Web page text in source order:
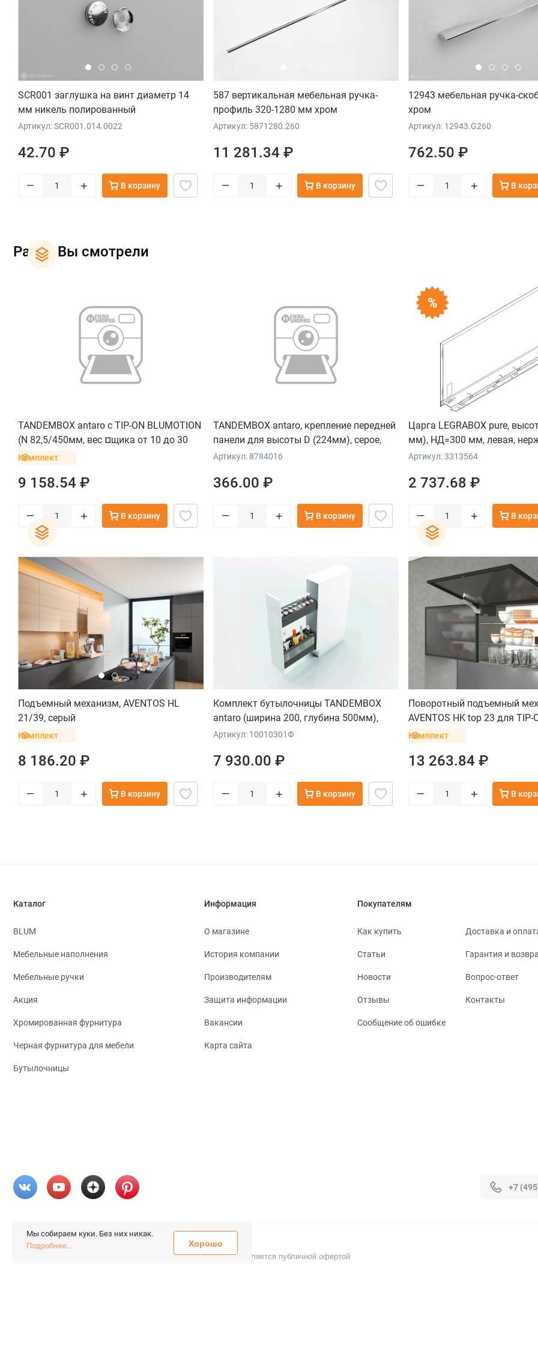
SCR001 заглушка на винт диаметр 14
мм никель полированный
Артикул: SCR001.014.0022
42.70 ₽
– + В корзину
587 вертикальная мебельная ручка-
профиль 320-1280 мм хром
Артикул: 5871280.260
11 281.34 ₽
– + В корзину
12943 мебельная ручка-
хром
Артикул: 12943.G260
762.50 ₽
– + В
Ранее Вы смотрели
TANDEMBOX antaro с TIP-ON BLUMOTION
(N 82,5/450мм, вес ¤щика от 10 до 30
кг), крепление под саморезы, серый
Комплект
9 158.54 ₽
– + В корзину
TANDEMBOX antaro, крепление передней
панели для высоты D (224мм), серое,
прав.
Артикул: 8784016
366.00 ₽
– + В корзину
Царга LEGRABOX pure,
мм), НД=300 мм, левая,
Артикул: 3313564
2 737.68 ₽
– + В
Подъемный механизм, AVENTOS HL
21/39, серый
Комплект
8 186.20 ₽
– + В корзину
Комплект бутылочницы TANDEMBOX
antaro (ширина 200, глубина 500мм),
серый
Артикул: 10010301Ф
7 930.00 ₽
– + В корзину
Поворотный подъемный
AVENTOS HK top 23 для TIP-
узкой алюминиевой рамки,
Комплект
13 263.84 ₽
– + В
Каталог
BLUM
Мебельные наполнения
Мебельные ручки
Акция
Хромированная фурнитура
Черная фурнитура для мебели
Бутылочницы
Информация
О магазине
История компании
Производителям
Защита информации
Вакансии
Карта сайта
Покупателям
Как купить Доставка и
Статьи Гарантия и
Новости Вопрос-ответ
Отзывы Контакты
Сообщение об ошибке
+7
© 2026 «FieraShop.ru»
Все права защищены.Не является публичной офертой
Мы собираем куки. Без них никак.
Подробнее...
Хорошо